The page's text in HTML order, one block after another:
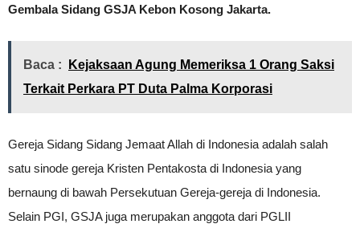
Gembala Sidang GSJA Kebon Kosong Jakarta.
Baca :
Kejaksaan Agung Memeriksa 1 Orang Saksi
Terkait Perkara PT Duta Palma Korporasi
Gereja Sidang Sidang Jemaat Allah di Indonesia adalah salah
satu sinode gereja Kristen Pentakosta di Indonesia yang
bernaung di bawah Persekutuan Gereja-gereja di Indonesia.
Selain PGI, GSJA juga merupakan anggota dari PGLII